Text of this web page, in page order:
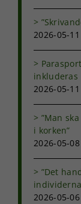
2026-05-11
inkluderas
2026-05-11
”Man
i korken”
2026-05-08
”Det
2026-05-06